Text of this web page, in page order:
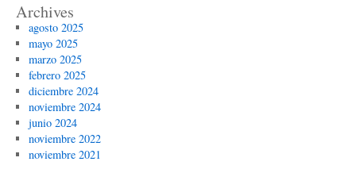
Archives
agosto 2025
mayo 2025
marzo 2025
febrero 2025
diciembre 2024
noviembre 2024
junio 2024
noviembre 2022
noviembre 2021